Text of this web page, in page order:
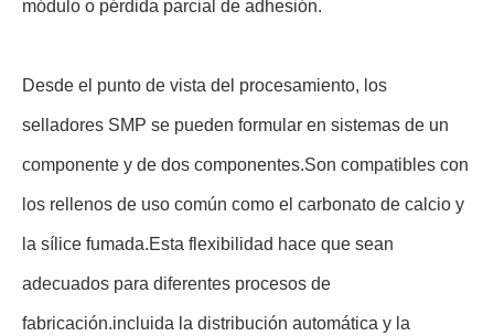
módulo o pérdida parcial de adhesión.
Desde el punto de vista del procesamiento, los
selladores SMP se pueden formular en sistemas de un
componente y de dos componentes.Son compatibles con
los rellenos de uso común como el carbonato de calcio y
la sílice fumada.Esta flexibilidad hace que sean
adecuados para diferentes procesos de
fabricación.incluida la distribución automática y la